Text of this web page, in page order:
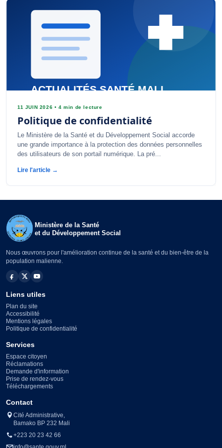
11 JUIN 2026 •4 min de lecture
Politique de confidentialité
Le Ministère de la Santé et du Développement Social accorde
une grande importance à la protection des données personnelles
des utilisateurs de son portail numérique. La pré...
Lire l'article →
Ministère de la Santé
et du Développement Social
Nous œuvrons pour l'amélioration continue de la santé et du bien-être de la
population malienne.
Liens utiles
Plan du site
Accessibilité
Mentions légales
Politique de confidentialité
Services
Espace citoyen
Réclamations
Demande d'information
Prise de rendez-vous
Téléchargements
Contact
Cité Administrative,
Bamako BP 232 Mali
+223 20 23 42 66